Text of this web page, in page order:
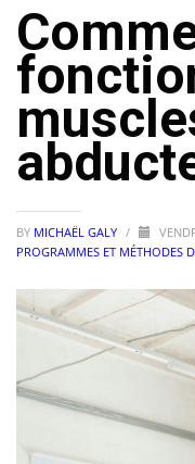
BY MICHAËL GALY /
PROGRAMMES ET MÉTHODES